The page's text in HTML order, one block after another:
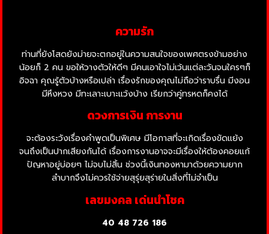
ความรัก
ท่านที่ยังโสดยังม่ายจะตกอยู่ในความสนใจของเพศตรงข้ามอย่าง
น้อยก็ 2 คน ขอให้วางตัวให้ดีๆ มีคนเอาใจไม่เว้นแต่ละวันจนใครๆก็
อิจฉา คุณรู้ตัวบ้างหรือเปล่า เรื่องรักของคุณไม่ถือว่าราบรื่น มีงอน
มีหึงหวง มีทะเลาะเบาะแว้งบ้าง เรียกว่าคู่ทรหดก็คงได้
ดวงการเงิน การงาน
จะต้องระวังเรื่องคำพูดเป็นพิเศษ มีโอกาสที่จะเกิดเรื่องขัดแย้ง
จนถึงเป็นปากเสียงกันได้ เรื่องการงานอาจจะมีเรื่องให้ต้องคอยแก้
ปัญหาอยู่บ่อยๆ ไม่จบไม่สิ้น ช่วงนี้เงินทองหามาด้วยความยาก
ลำบากจึงไม่ควรใช้จ่ายสุรุ่ยสุร่ายในสิ่งที่ไม่จำเป็น
เลขมงคล เด่นนำโชค
40 48 726 186